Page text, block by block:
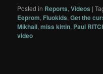
Posted in Reports,Videos |
Eeprom, Fluokids,Get the
Mikhail,miss kittin, Paul
video